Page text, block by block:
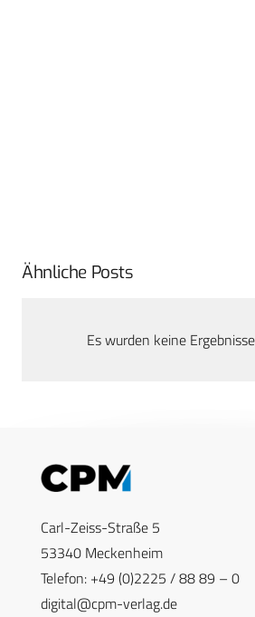
Ähnliche Posts
Es wurden keine
Carl-Zeiss-Straße 5
53340 Meckenheim
Telefon: +49 (0)2225 / 88 89 – 0
digital@cpm-verlag.de